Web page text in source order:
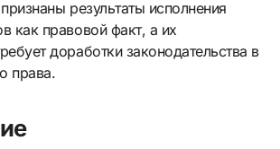
результаты исполнения
как правовой факт, а их
доработки законодательства в
права.